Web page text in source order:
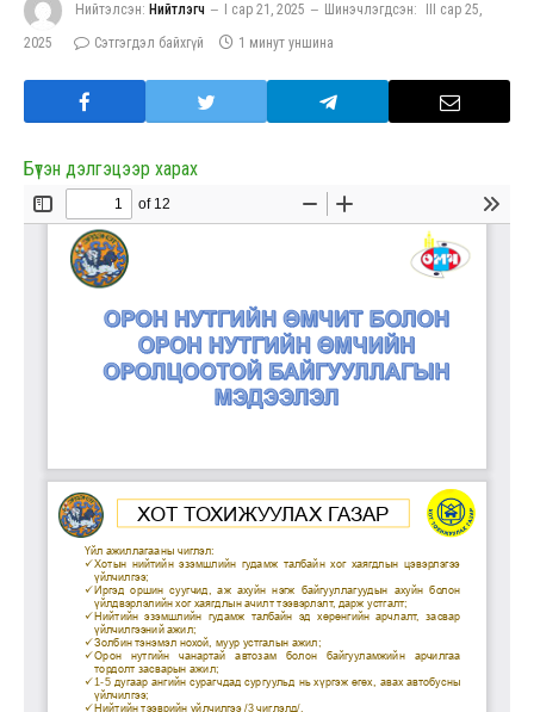
Нийтэлсэн: Нийтлэгч I сар 21, 2025 Шинэчлэгдсэн:
III сар 25,
2025
Сэтгэгдэл байхгүй 1 минут уншина
Бүтэн дэлгэцээр харах